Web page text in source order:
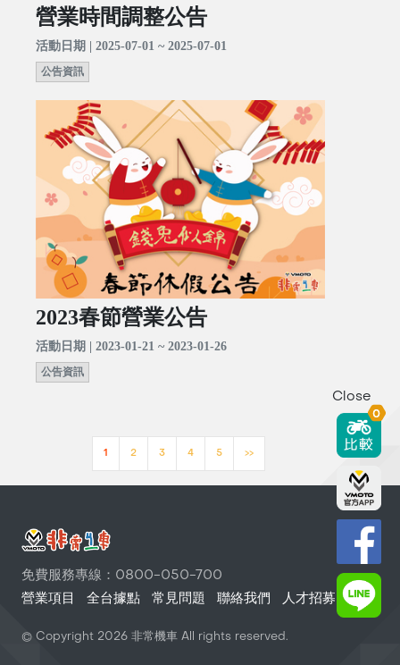
營業時間調整公告
活動日期 | 2025-07-01 ~ 2025-07-01
公告資訊
2023春節營業公告
活動日期 | 2023-01-21 ~ 2023-01-26
公告資訊
1 2 3 4 5 >>
免費服務專線：0800-050-700
營業項目
全台據點 常見問題 聯絡我們 人才招募
© Copyright 2026 非常機車 All rights reserved.
Close
0